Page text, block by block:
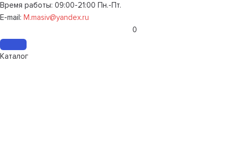
Время работы: 09:00-21:00 Пн.-Пт.
E-mail: M.masiv@yandex.ru
0
Каталог